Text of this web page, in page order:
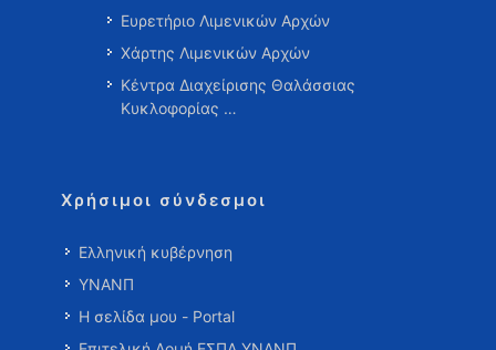
Ευρετήριο Λιμενικών Αρχών
Χάρτης Λιμενικών Αρχών
Κέντρα Διαχείρισης Θαλάσσιας
Κυκλοφορίας …
Χρήσιμοι σύνδεσμοι
Ελληνική κυβέρνηση
ΥΝΑΝΠ
Η σελίδα μου - Portal